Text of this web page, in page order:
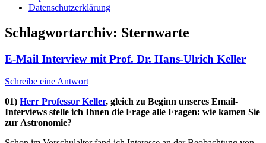
Datenschutzerklärung
Schlagwortarchiv: Sternwarte
E-Mail Interview mit Prof. Dr. Hans-Ulrich Keller
Schreibe eine Antwort
01) Herr Professor Keller, gleich zu Beginn unseres Email-
Interviews stelle ich Ihnen die Frage alle Fragen: wie kamen Sie
zur Astronomie?